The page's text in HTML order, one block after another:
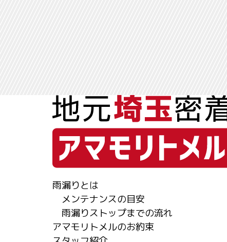
雨漏りとは
メンテナンスの目安
雨漏りストップまでの流れ
アマモリトメルのお約束